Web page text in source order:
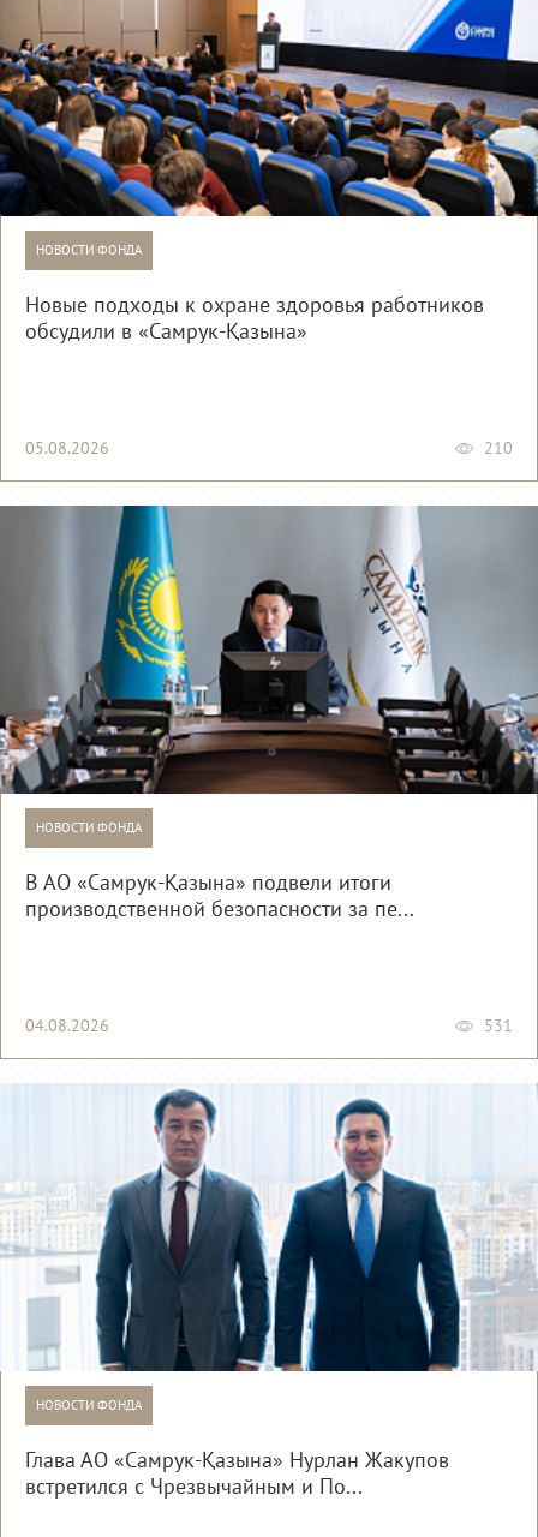
НОВОСТИ ФОНДА
Новые подходы к охране здоровья работников
обсудили в «Самрук-Қазына»
05.08.2026 210
НОВОСТИ ФОНДА
В АО «Самрук-Қазына» подвели итоги
производственной безопасности за пе...
04.08.2026 531
НОВОСТИ ФОНДА
Глава АО «Самрук-Қазына» Нурлан Жакупов
встретился с Чрезвычайным и По...